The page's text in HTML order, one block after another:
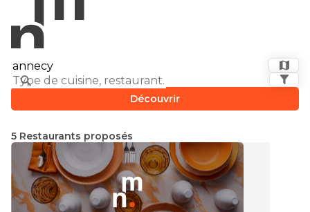
Découvrir
5 Restaurants proposés